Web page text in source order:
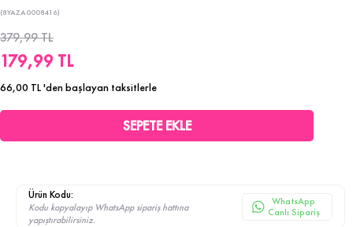
(8YAZA0008416)
379,99 TL
179,99 TL
66,00 TL'den başlayan taksitlerle
Ürün Kodu:
Kodu kopyalayıp WhatsApp sipariş hattına
yapıştırabilirsiniz.
WhatsApp
Canlı Sipariş